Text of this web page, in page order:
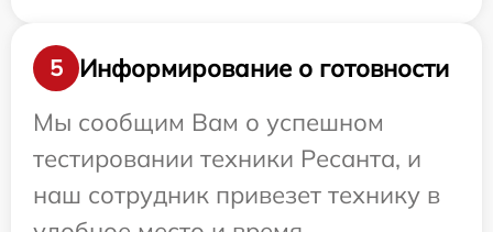
5
Информирование о готовности
Мы сообщим Вам о успешном
тестировании техники Ресанта, и
наш сотрудник привезет технику в